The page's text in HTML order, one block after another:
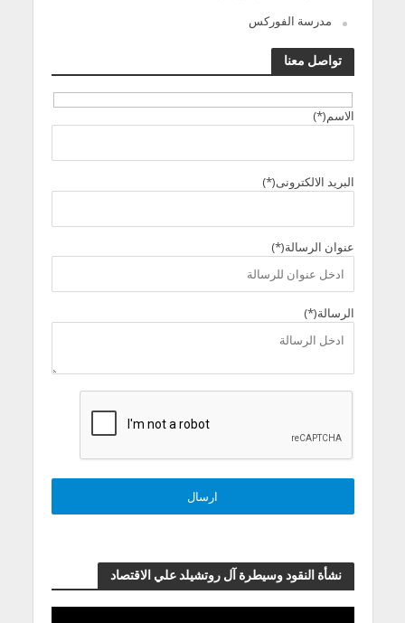
مدرسة الفوركس
تواصل معنا
الاسم(*)
البريد الالكترونى(*)
عنوان الرسالة(*)
الرسالة(*)
نشأة النقود وسيطرة آل روتشيلد علي الاقتصاد